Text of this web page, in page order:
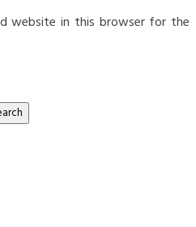
website in this browser for the